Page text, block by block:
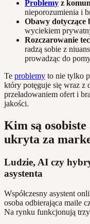
Problemy z
nieporozumienia i
Obawy dotyczące
wyciekiem
Rozczarowanie
radzą sobie z
prowadząc do
Te problemy to nie tylko
który potęguje się wraz z
przeładowaniem ofert i
jakości.
Kim są
ukryta za
Ludzie, AI czy
asystenta
Współczesny asystent
osoba odbierająca maile
Na rynku funkcjonują trzy